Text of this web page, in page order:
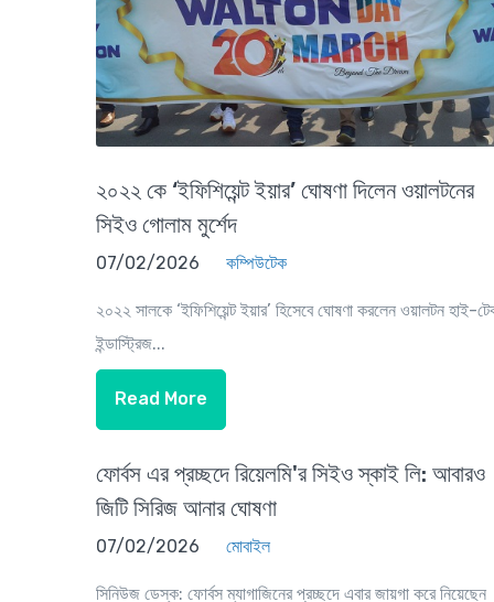
২০২২ কে ‘ইফিশিয়েন্ট ইয়ার’ ঘোষণা দিলেন ওয়ালটনের
সিইও গোলাম মুর্শেদ
07/02/2026 কম্পিউটেক
২০২২ সালকে ‘ইফিশিয়েন্ট ইয়ার’ হিসেবে ঘোষণা করলেন ওয়ালটন হাই-
ইন্ডাস্ট্রিজ...
Read More
ফোর্বস এর প্রচ্ছদে রিয়েলমি'র সিইও স্কাই লি: আবারও
জিটি সিরিজ আনার ঘোষণা
07/02/2026 মোবাইল
সিনিউজ ডেস্ক: ফোর্বস ম্যাগাজিনের প্রচ্ছদে এবার জায়গা করে নিয়েছেন